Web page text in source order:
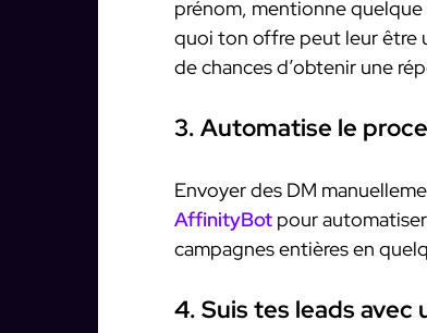
prénom, mentionne
quoi ton offre peut leur être
de chances d’obtenir une
3. Automatise le
Envoyer des DM
AffinityBot pour
campagnes entières en
4. Suis tes leads avec